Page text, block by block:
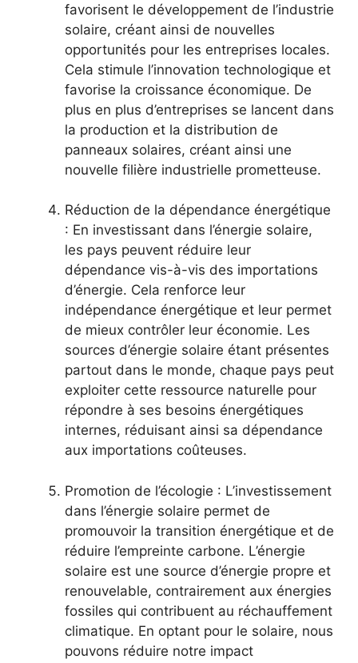
favorisent le développement de l’industrie
solaire, ‌créant ainsi ‍de⁣ nouvelles
opportunités pour les entreprises locales.
Cela stimule l’innovation technologique⁢ et
favorise la croissance économique. De
⁢plus en plus d’entreprises se lancent ‌dans
la production et la distribution de
panneaux solaires,‌ créant ainsi​ une
nouvelle filière industrielle prometteuse.
Réduction de la dépendance ⁤énergétique
:​ En ⁢investissant ⁣dans l’énergie solaire,
les ‌pays peuvent réduire leur
‌dépendance vis-à-vis des importations
d’énergie. Cela renforce leur‍
indépendance énergétique​ et leur permet
de mieux ‍contrôler leur économie. Les
sources d’énergie solaire étant présentes
partout dans le monde, chaque pays peut
⁤exploiter cette⁢ ressource naturelle ‌pour
répondre à ses besoins énergétiques
internes, réduisant ⁢ainsi sa dépendance
aux ‍importations coûteuses.
Promotion de l’écologie : L’investissement
dans l’énergie ​solaire permet de
promouvoir la transition énergétique et de
‍réduire l’empreinte⁤ carbone. L’énergie
solaire est une source d’énergie propre et
⁣renouvelable,⁤ contrairement aux⁤ énergies
fossiles qui​ contribuent au réchauffement
climatique. En optant‍ pour le solaire, nous
pouvons réduire notre impact